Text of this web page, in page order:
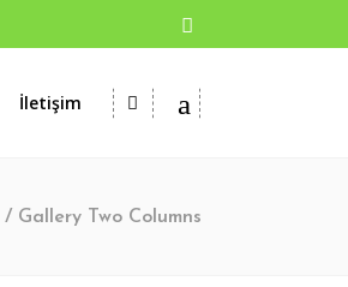
İletişim
/ Gallery Two Columns